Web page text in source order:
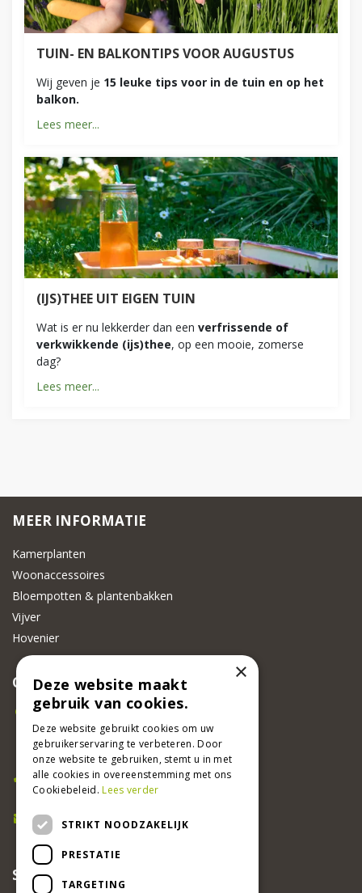
TUIN- EN BALKONTIPS VOOR AUGUSTUS
Wij geven je 15 leuke tips voor in de tuin en op het
balkon.
Lees meer...
(IJS)THEE UIT EIGEN TUIN
Wat is er nu lekkerder dan een verfrissende of
verkwikkende (ijs)thee, op een mooie, zomerse
dag?
Lees meer...
MEER INFORMATIE
Kamerplanten
Woonaccessoires
Bloempotten & plantenbakken
Vijver
Hovenier
CONTACT
Beeker Tuincentrum
Adsteeg 31
6191 PW Beek
Bel ons
046 437 2881
E-mail
info@beekertuincentrum.nl
SCHRIJF EEN RECENSIE EN WIN!
×
Deze website maakt
gebruik van cookies.
Deze website gebruikt cookies om uw
gebruikerservaring te verbeteren. Door
onze website te gebruiken, stemt u in met
alle cookies in overeenstemming met ons
Cookiebeleid.Lees verder
STRIKT NOODZAKELIJK
PRESTATIE
TARGETING